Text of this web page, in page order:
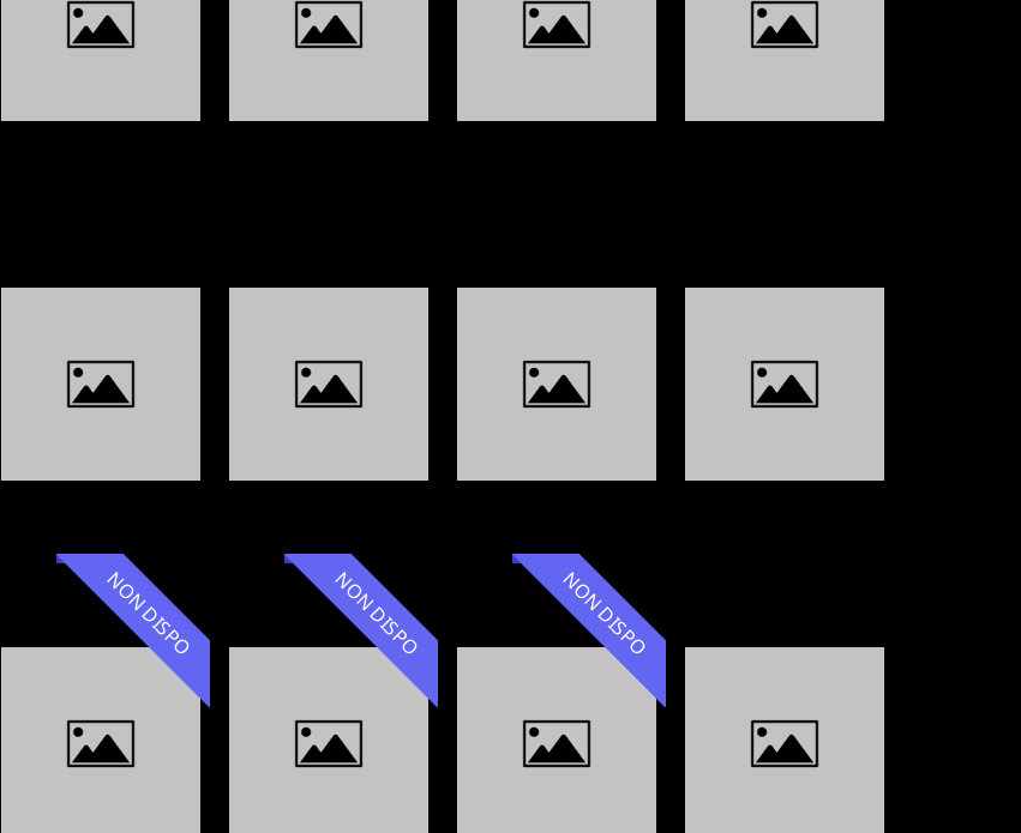
NON DISPO NON DISPO NON DISPO